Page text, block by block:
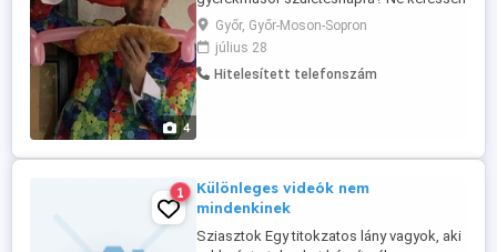
4
tovább ! Lányos születésnapra:
Szerencse Patrik műsor - gyémántesővel
Varázs cirkusz interaktív bűvészműsor -
Fiús születésnapra: - beöltözött animátor:
Győr, Győr-Moson-Sopron
július 28
Hitelesített telefonszám
1
Különleges videók nem
mindenkinek
Sziasztok Egy titokzatos lány vagyok, aki